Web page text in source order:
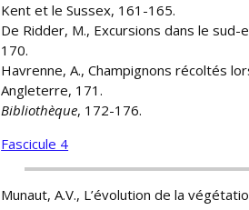
Kent et le Sussex, 161-165.
De Ridder, M., Excursions dans le
170.
Havrenne, A., Champignons récoltés
Angleterre, 171.
Bibliothèque, 172-176.
Fascicule 4
Munaut, A.V., L’évolution de la